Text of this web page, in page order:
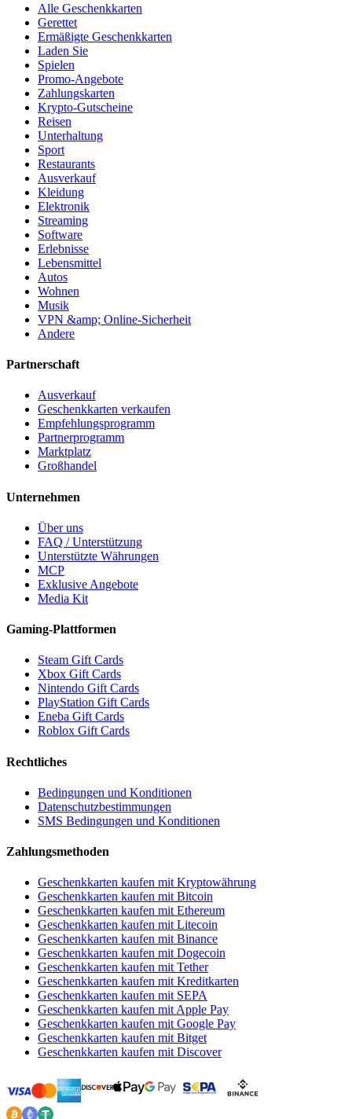
Alle Geschenkkarten
Gerettet
Ermäßigte Geschenkkarten
Laden Sie
Spielen
Promo-Angebote
Zahlungskarten
Krypto-Gutscheine
Reisen
Unterhaltung
Sport
Restaurants
Ausverkauf
Kleidung
Elektronik
Streaming
Software
Erlebnisse
Lebensmittel
Autos
Wohnen
Musik
VPN &amp; Online-Sicherheit
Andere
Partnerschaft
Ausverkauf
Geschenkkarten verkaufen
Empfehlungsprogramm
Partnerprogramm
Marktplatz
Großhandel
Unternehmen
Über uns
FAQ / Unterstützung
Unterstützte Währungen
MCP
Exklusive Angebote
Media Kit
Gaming-Plattformen
Steam Gift Cards
Xbox Gift Cards
Nintendo Gift Cards
PlayStation Gift Cards
Eneba Gift Cards
Roblox Gift Cards
Rechtliches
Bedingungen und Konditionen
Datenschutzbestimmungen
SMS Bedingungen und Konditionen
Zahlungsmethoden
Geschenkkarten kaufen mit Kryptowährung
Geschenkkarten kaufen mit Bitcoin
Geschenkkarten kaufen mit Ethereum
Geschenkkarten kaufen mit Litecoin
Geschenkkarten kaufen mit Binance
Geschenkkarten kaufen mit Dogecoin
Geschenkkarten kaufen mit Tether
Geschenkkarten kaufen mit Kreditkarten
Geschenkkarten kaufen mit SEPA
Geschenkkarten kaufen mit Apple Pay
Geschenkkarten kaufen mit Google Pay
Geschenkkarten kaufen mit Bitget
Geschenkkarten kaufen mit Discover